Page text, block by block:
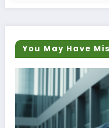
You May Have